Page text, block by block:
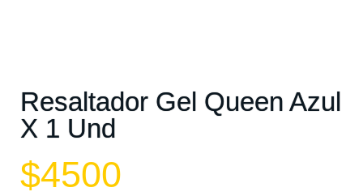
Resaltador Gel Queen Azul
X 1 Und
$4500